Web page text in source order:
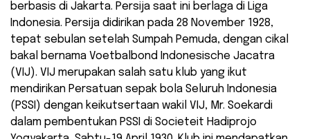
berbasis di Jakarta. Persija saat ini berlaga di Liga
Indonesia. Persija didirikan pada 28 November 1928,
tepat sebulan setelah Sumpah Pemuda, dengan cikal
bakal bernama Voetbalbond Indonesische Jacatra
(VIJ). VIJ merupakan salah satu klub yang ikut
mendirikan Persatuan sepak bola Seluruh Indonesia
(PSSI) dengan keikutsertaan wakil VIJ, Mr. Soekardi
dalam pembentukan PSSI di Societeit Hadiprojo